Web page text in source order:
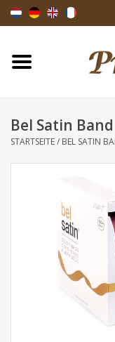
Startseite
Taschen & Beuteln
Geschenksartikeln
Bel Satin
STARTSEITE/ BEL SATIN